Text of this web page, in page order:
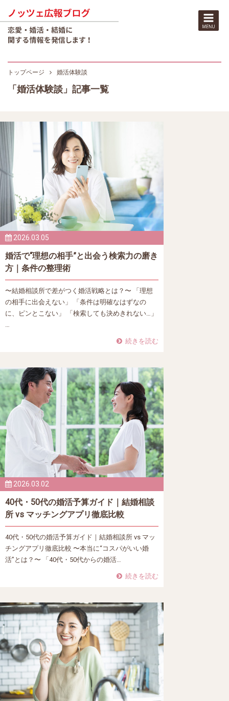
トップページ 婚活体験談
「婚活体験談」記事一覧
2026.03.05
婚活で“理想の相手”と出会う検索力の磨き
方｜条件の整理術
〜結婚相談所で差がつく婚活戦略とは？〜 「理想
の相手に出会えない」 「条件は明確なはずなの
に、ピンとこない」 「検索しても決めきれない…」
…
続きを読む
2026.03.02
40代・50代の婚活予算ガイド｜結婚相談
所 vs マッチングアプリ徹底比較
40代・50代の婚活予算ガイド｜結婚相談所 vs マッ
チングアプリ徹底比較 〜本当に“コスパがいい婚
活”とは？〜 「40代・50代からの婚活…
続きを読む